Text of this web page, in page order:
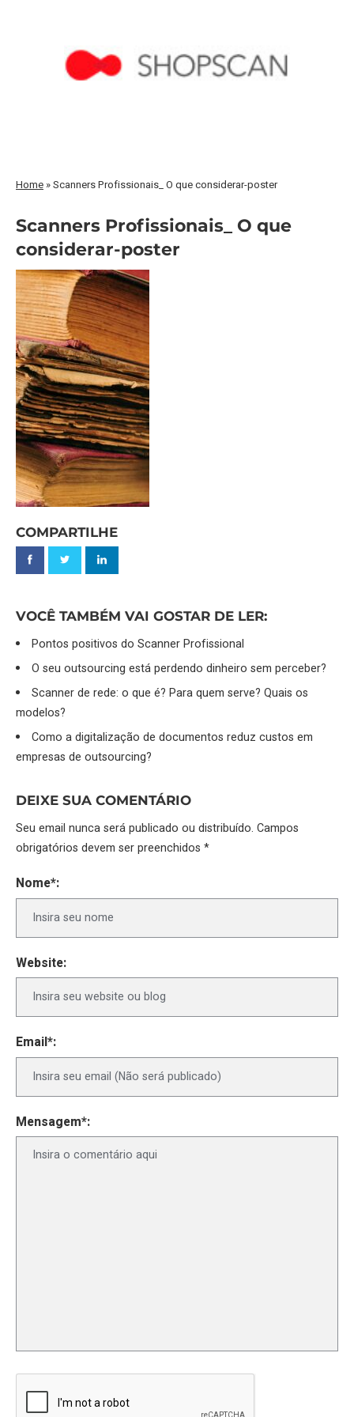
Home »Scanners Profissionais_ O que considerar-poster
Scanners Profissionais_ O que
considerar-poster
COMPARTILHE
VOCÊ TAMBÉM VAI GOSTAR DE LER:
Pontos positivos do Scanner Profissional
O seu outsourcing está perdendo dinheiro sem perceber?
Scanner de rede: o que é? Para quem serve? Quais os
modelos?
Como a digitalização de documentos reduz custos em
empresas de outsourcing?
DEIXE SUA COMENTÁRIO
Seu email nunca será publicado ou distribuído. Campos
obrigatórios devem ser preenchidos *
Nome*:
Website:
Email*:
Mensagem*: